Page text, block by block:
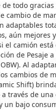
de todo
cambio de
adaptables
aún mejores
el camión está
de Pesaje
Al
cambios de
Shift)
través de una
un bajo